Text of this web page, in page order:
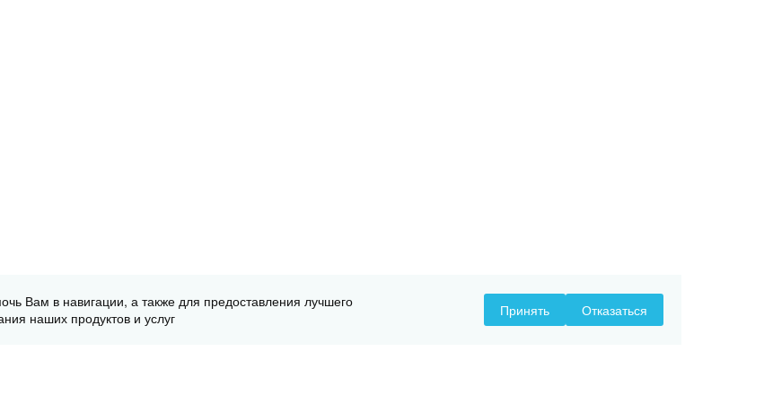
Вам в навигации, а также для предоставления лучшего
наших продуктов и услуг
Принять Отказаться